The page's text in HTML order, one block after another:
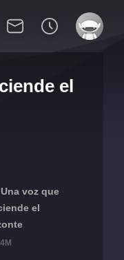
el
Una voz que
el